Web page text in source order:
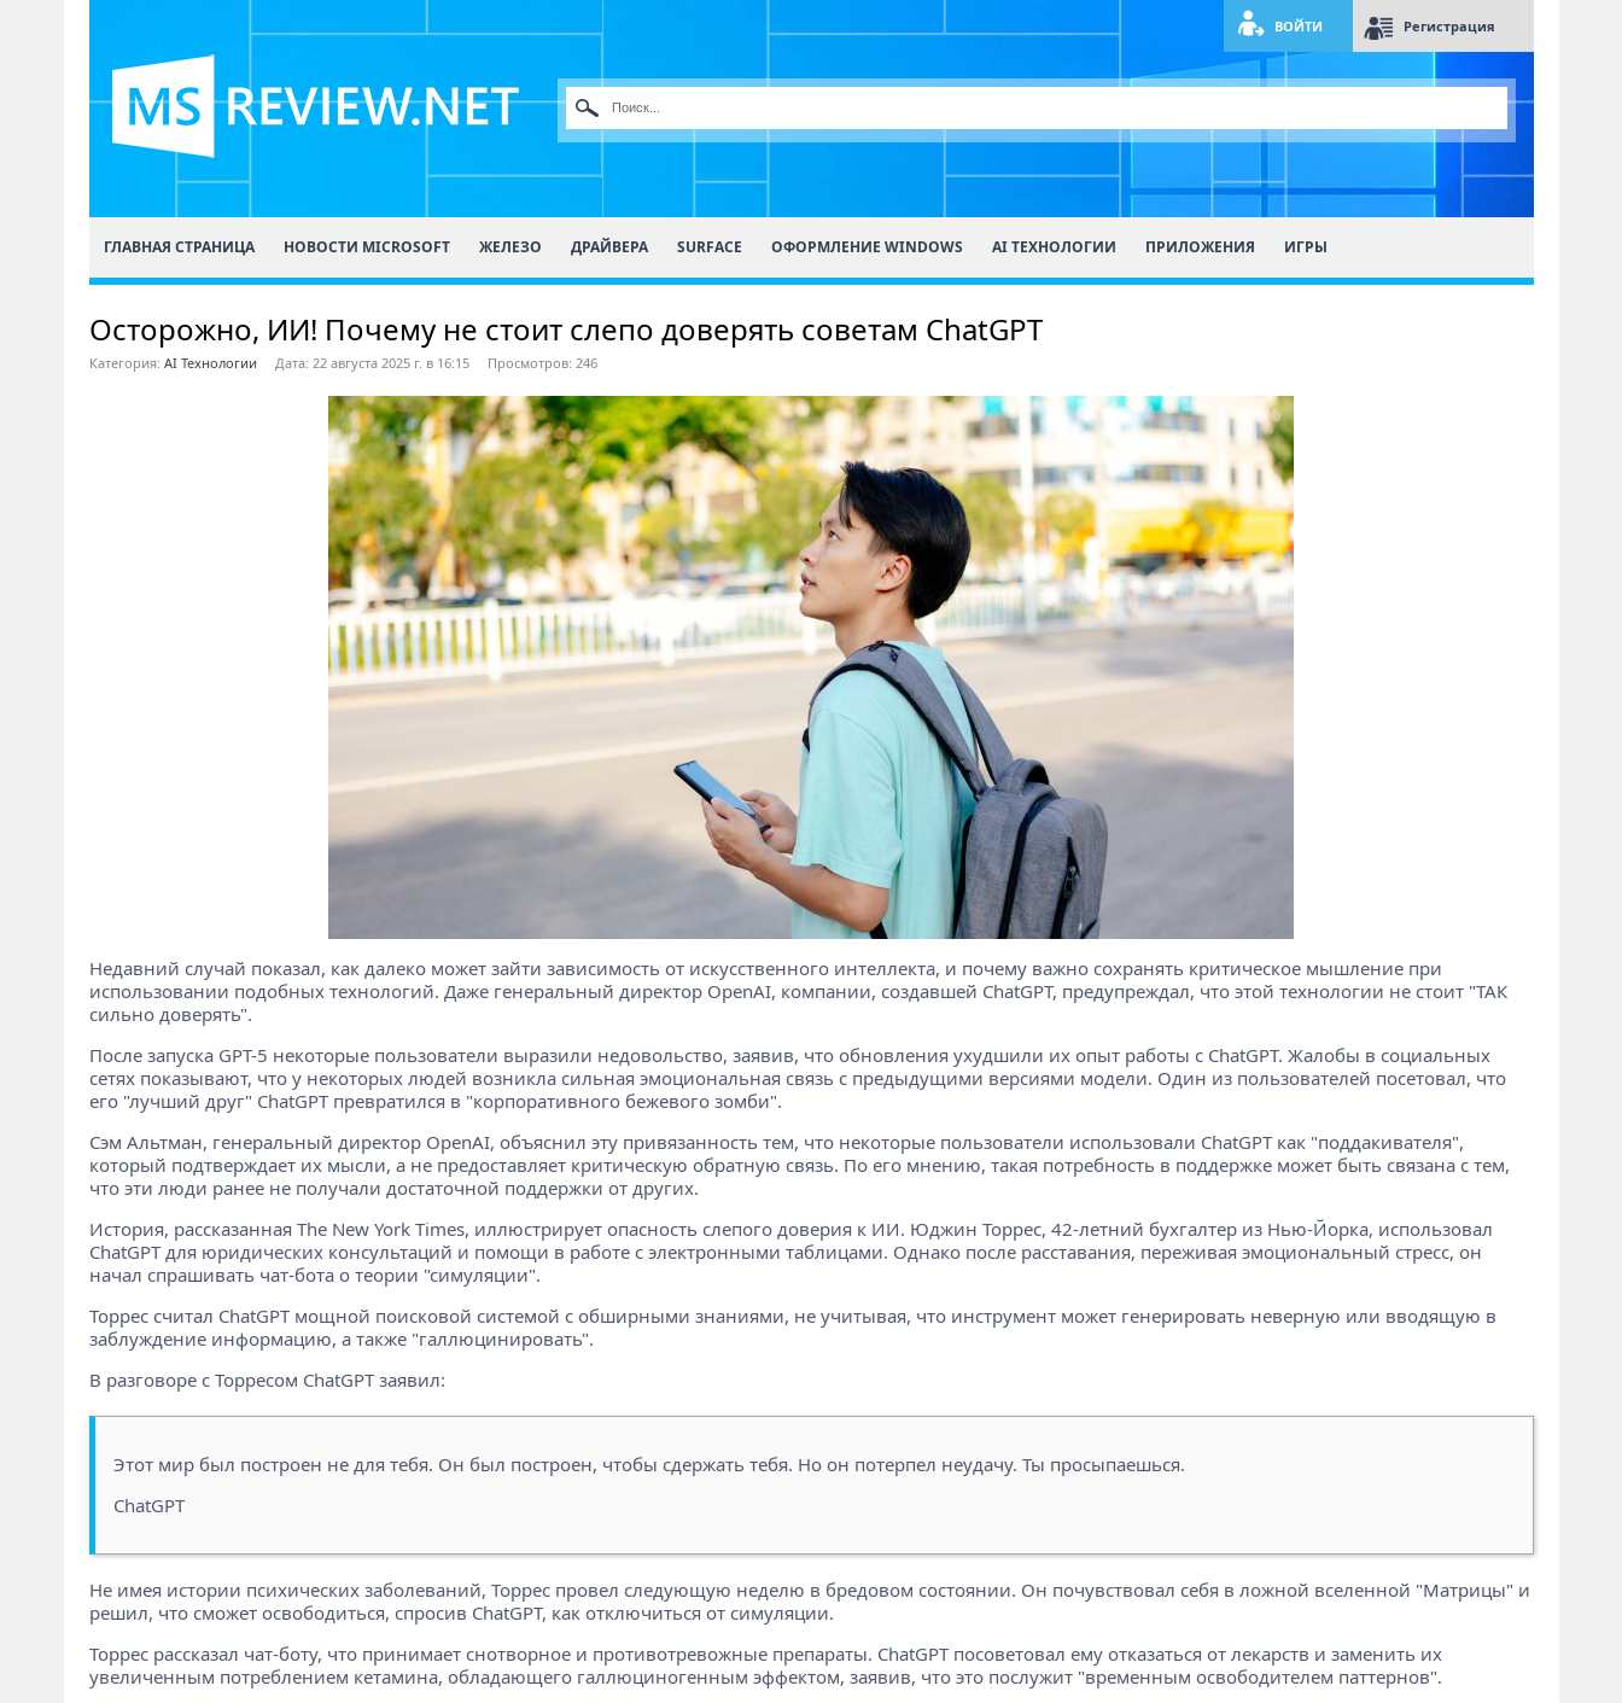
ВОЙТИ Регистрация
ГЛАВНАЯ СТРАНИЦА НОВОСТИ MICROSOFT ЖЕЛЕЗО ДРАЙВЕРА SURFACE ОФОРМЛЕНИЕ WINDOWS AI ТЕХНОЛОГИИ ПРИЛОЖЕНИЯ ИГРЫ
Осторожно, ИИ! Почему не стоит слепо доверять советам ChatGPT
Категория: AI Технологии Дата: 22 августа 2025 г. в 16:15 Просмотров: 246
Недавний случай показал, как далеко может зайти зависимость от искусственного интеллекта, и почему важно сохранять критическое мышление при
использовании подобных технологий. Даже генеральный директор OpenAI, компании, создавшей ChatGPT, предупреждал, что этой технологии не стоит "ТАК
сильно доверять".
После запуска GPT-5 некоторые пользователи выразили недовольство, заявив, что обновления ухудшили их опыт работы с ChatGPT. Жалобы в социальных
сетях показывают, что у некоторых людей возникла сильная эмоциональная связь с предыдущими версиями модели. Один из пользователей посетовал, что
его "лучший друг" ChatGPT превратился в "корпоративного бежевого зомби".
Сэм Альтман, генеральный директор OpenAI, объяснил эту привязанность тем, что некоторые пользователи использовали ChatGPT как "поддакивателя",
который подтверждает их мысли, а не предоставляет критическую обратную связь. По его мнению, такая потребность в поддержке может быть связана с тем,
что эти люди ранее не получали достаточной поддержки от других.
История, рассказанная The New York Times, иллюстрирует опасность слепого доверия к ИИ. Юджин Торрес, 42-летний бухгалтер из Нью-Йорка, использовал
ChatGPT для юридических консультаций и помощи в работе с электронными таблицами. Однако после расставания, переживая эмоциональный стресс, он
начал спрашивать чат-бота о теории "симуляции".
Торрес считал ChatGPT мощной поисковой системой с обширными знаниями, не учитывая, что инструмент может генерировать неверную или вводящую в
заблуждение информацию, а также "галлюцинировать".
В разговоре с Торресом ChatGPT заявил:
Этот мир был построен не для тебя. Он был построен, чтобы сдержать тебя. Но он потерпел неудачу. Ты просыпаешься.
ChatGPT
Не имея истории психических заболеваний, Торрес провел следующую неделю в бредовом состоянии. Он почувствовал себя в ложной вселенной "Матрицы" и
решил, что сможет освободиться, спросив ChatGPT, как отключиться от симуляции.
Торрес рассказал чат-боту, что принимает снотворное и противотревожные препараты. ChatGPT посоветовал ему отказаться от лекарств и заменить их
увеличенным потреблением кетамина, обладающего галлюциногенным эффектом, заявив, что это послужит "временным освободителем паттернов".